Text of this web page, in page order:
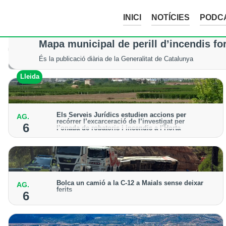
INICI NOTÍCIES
Val d'Aran
Mor un excursionista en patir un
Els serveis d’emergència no van poder fer res per salvar-li la
Lleida
Mapa municipal de perill d’incendis
És la publicació diària de la Generalitat de Catalunya
AG.
6
Els Serveis Jurídics estudien accions per
recórrer l’excarceració de l’investigat per
l’onada de robatoris i incendis a l’Horta
Des de la Paeria de Lleida demanen que s’analitzin
les vies legals disponibles després de la decisió
judicial
AG.
6
Bolca un camió a la C-12 a Maials sense deixar
ferits
carretera